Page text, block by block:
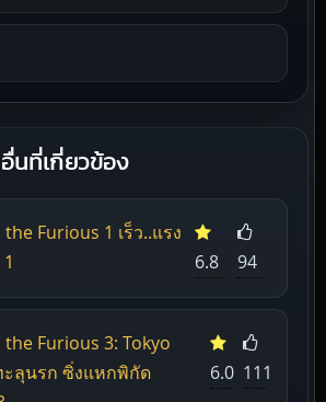
นที่เกี่ยวข้อง
Furious 1 เร็ว..แรง
6.8 94
Furious 3: Tokyo
ะลุนรก ซิ่งแหกพิกัด
6.0 111